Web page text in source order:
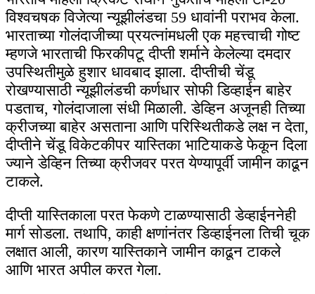
विश्वचषक विजेत्या न्यूझीलंडचा 59 धावांनी पराभव केला.
भारताच्या गोलंदाजीच्या प्रयत्नांमधली एक महत्त्वाची गोष्ट
म्हणजे भारताची फिरकीपटू दीप्ती शर्माने केलेल्या दमदार
उपस्थितीमुळे हुशार धावबाद झाला. दीप्तीची चेंडू
रोखण्यासाठी न्यूझीलंडची कर्णधार सोफी डिव्हाईन बाहेर
पडताच, गोलंदाजाला संधी मिळाली. डेव्हिन अजूनही तिच्या
क्रीजच्या बाहेर असताना आणि परिस्थितीकडे लक्ष न देता,
दीप्तीने चेंडू विकेटकीपर यास्तिका भाटियाकडे फेकून दिला
ज्याने डेव्हिन तिच्या क्रीजवर परत येण्यापूर्वी जामीन काढून
टाकले.
दीप्ती यास्तिकाला परत फेकणे टाळण्यासाठी डेव्हाईननेही
मार्ग सोडला. तथापि, काही क्षणांनंतर डिव्हाईनला तिची चूक
लक्षात आली, कारण यास्तिकाने जामीन काढून टाकले
आणि भारत अपील करत गेला.